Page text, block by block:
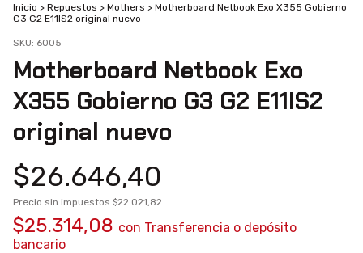
Inicio > Repuestos > Mothers > Motherboard Netbook Exo X355 Gobierno
G3 G2 E11IS2 original nuevo
SKU: 6005
Motherboard Netbook Exo
X355 Gobierno G3 G2 E11IS2
original nuevo
$26.646,40
Precio sin impuestos $22.021,82
$25.314,08 con Transferencia o depósito
bancario